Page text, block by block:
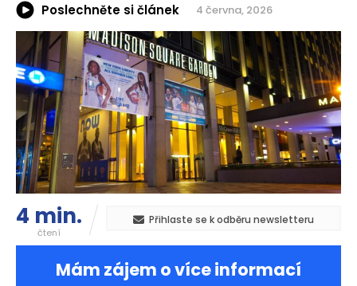
Poslechněte si článek 4 června, 2026
4 min.
čtení
Přihlaste se k odběru newsletteru
Mám zájem o více informací